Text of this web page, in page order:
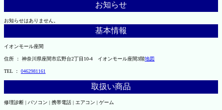
お知らせ
お知らせはありません。
基本情報
イオンモール座間
住所 ： 神奈川県座間市広野台2丁目10-4 イオンモール座間3階地図
TEL ： 0462981161
取扱い商品
修理診断 | パソコン | 携帯電話 | エアコン | ゲーム